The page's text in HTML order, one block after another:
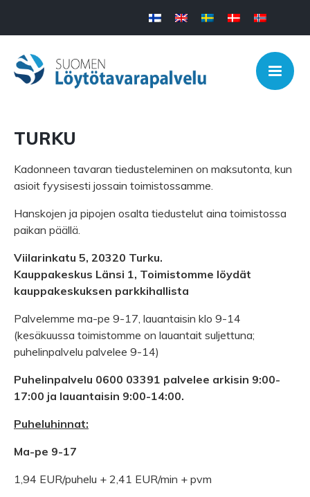
TURKU
Kadonneen tavaran tiedusteleminen on maksutonta, kun
asioit fyysisesti jossain toimistossamme.
Hanskojen ja pipojen osalta tiedustelut aina toimistossa
paikan päällä.
Viilarinkatu 5, 20320 Turku.
Kauppakeskus Länsi 1, Toimistomme löydät
kauppakeskuksen parkkihallista
Palvelemme ma-pe 9-17, lauantaisin klo 9-14
(kesäkuussa toimistomme on lauantait suljettuna;
puhelinpalvelu palvelee 9-14)
Puhelinpalvelu 0600 03391 palvelee arkisin 9:00-
17:00 ja lauantaisin 9:00-14:00.
Puheluhinnat:
Ma-pe 9-17
1,94 EUR/puhelu + 2,41 EUR/min + pvm